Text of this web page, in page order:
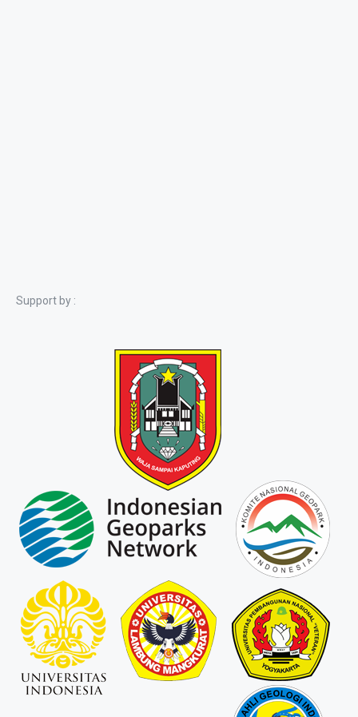
Support by :